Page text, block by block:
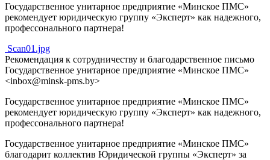
Государственное унитарное предприятие «Минское ПМС»
рекомендует юридическую группу «Эксперт» как надежного,
профессонального партнера!
Scan01.jpg
Рекомендация к сотрудничеству и благодарственное письмо
Государственное унитарное предприятие «Минское ПМС»
<inbox@minsk-pms.by>
Государственное унитарное предприятие «Минское ПМС»
рекомендует юридическую группу «Эксперт» как надежного,
профессонального партнера!
Государственное унитарное предприятие «Минское ПМС»
благодарит коллектив Юридической группы «Эксперт» за